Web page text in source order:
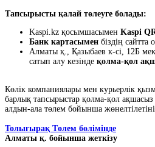
Тапсырысты қалай төлеуге болады:
Kaspi.kz қосымшасымен Kaspi
Банк картасымен біздің
Алматы қ., Қазыбаев к-сі, 12Б
сатып алу кезінде қолма-қол
Көлік компаниялары мен курьерлік
барлық тапсырыстар қолма-қол
алдын-ала төлем бойынша
Толығырақ Төлем бөлімінде
Алматы қ. бойынша жеткізу